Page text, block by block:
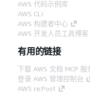
AWS 代码示例库
AWS CLI
AWS 构建者中心
AWS 开发人员工具博客
有用的链接
下载 AWS 文档 MCP 服
登录 AWS 管理控制台
AWS re:Post